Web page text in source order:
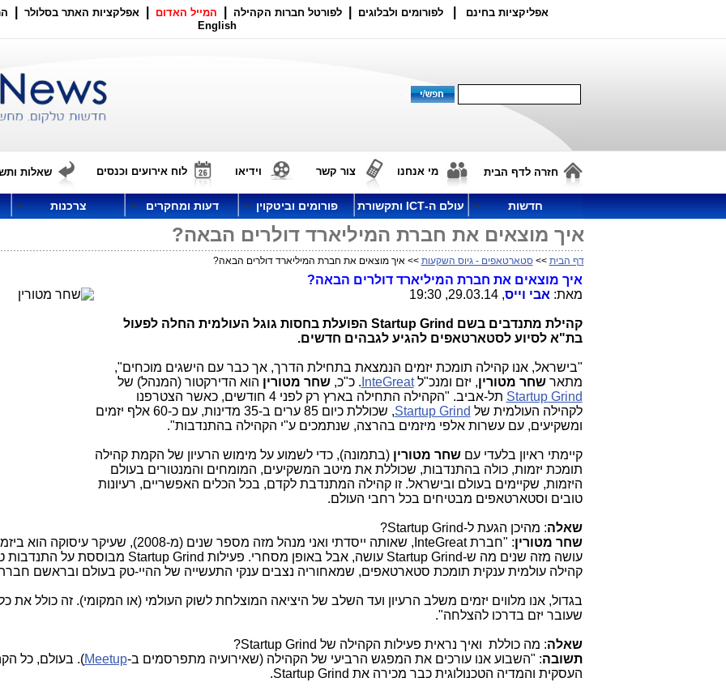
אפליקציות בחינם לפורומים ולבלוגים לפורטל חברות הקהילה המייל האדום אפלקציות האתר בסלולר
English
חזרה לדף הבית מי אנחנו צור קשר וידיאו לוח אירועים וכנסים שאלות
חדשות עולם ה-ICT ותקשורת פורומים וביטקוין דעות ומחקרים צרכנות
איך מוצאים את חברת המיליארד דולרים הבאה?
דף הבית >>סטארטאפים - גיוס השקעות >> איך מוצאים את חברת המיליארד דולרים הבאה?
איך מוצאים את חברת המיליארד דולרים הבאה?
מאת: אבי וייס, 29.03.14, 19:30
קהילת מתנדבים בשם Startup Grind הפועלת בחסות גוגל העולמית החלה לפעול
בת"א לסיוע לסטארטאפים להגיע לגבהים חדשים.
"בישראל, אנו קהילה תומכת יזמים הנמצאת בתחילת הדרך, אך כבר עם הישגים מוכחים",
מתארשחר מטורין, יזם ומנכ"לInteGreat . כ"כ,שחר מטורין הוא הדירקטור (המנהל) של
Startup Grind
תל-אביב. "הקהילה התחילה בארץ רק לפני 4 חודשים, כאשר הצטרפנו
לקהילה העולמית של Startup Grind
, שכוללת כיום 85 ערים ב-35 מדינות, עם כ-60 אלף יזמים
ומשקיעים, עם עשרות אלפי מיזמים בהרצה, שנתמכים ע"י הקהילה בהתנדבות".
קיימתי ראיון בלעדי עםשחר מטורין(בתמונה), כדי לשמוע על מימוש הרעיון של הקמת קהילה
תומכת יזמות, כולה בהתנדבות, שכוללת את מיטב המשקיעים, המומחים והמנטורים בעולם
היזמות, שקיימים בעולם ובישראל. זו קהילה המתנדבת לקדם, בכל הכלים האפשריים, רעיונות
טובים וסטארטאפים מבטיחים בכל רחבי העולם.
שאלה: מהיכן הגעת ל-Startup Grind
?
שחר מטורין: "חברת,InteGreat
שאותה ייסדתי ואני מנהל מזה מספר שנים (מ-2008), שעיקר
עושה מזה שנים מה ש-Startup Grind עושה, אבל באופן מסחרי. פעילות Startup Grind מבוססת על התנדבות
קהילה עולמית ענקית תומכת סטארטאפים, שמאחוריה נצבים ענקי התעשייה של ההיי-טק בעולם ובראשם חברת
בגדול, אנו מלווים יזמים משלב הרעיון ועד השלב של היציאה המוצלחת לשוק העולמי (או המקומי). זה כולל את
שעובר יזם בדרכו להצלחה".
שאלה: מה כוללת ואיך נראית פעילות הקהילה של Startup Grind
?
תשובה: "השבוע אנו עורכים את המפגש הרביעי של הקהילה (שאירועיה מתפרסמים ב-Meetup). בעולם, כל
העסקית והמדיה הטכנולוגית כבר מכירה את Startup Grind
.